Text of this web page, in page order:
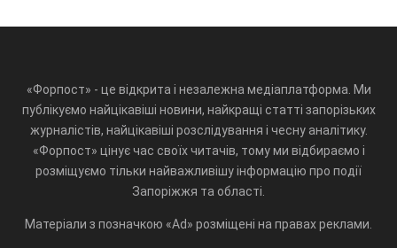
«Форпост» - це відкрита і незалежна медіаплатформа. Ми
публікуємо найцікавіші новини, найкращі статті запорізьких
журналістів, найцікавіші розслідування і чесну аналітику.
«Форпост» цінує час своїх читачів, тому ми відбираємо і
розміщуємо тільки найважливішу інформацію про події
Запоріжжя та області.
Матеріали з позначкою «Ad» розміщені на правах реклами.